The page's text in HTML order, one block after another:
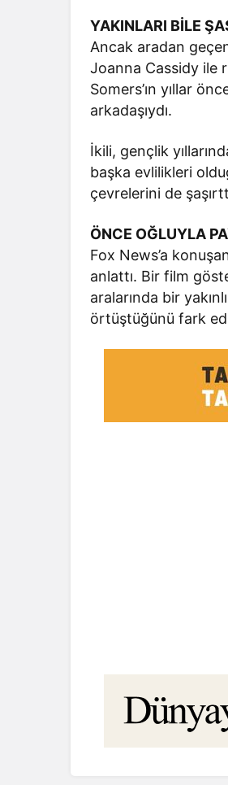
YAKINLARI BİLE
Ancak aradan
Joanna Cassidy ile
Somers’ın yıllar
arkadaşıydı.
İkili, gençlik
başka evlilikleri
çevrelerini de
ÖNCE OĞLUYLA
Fox News’a
anlattı. Bir film
aralarında bir
örtüştüğünü fark